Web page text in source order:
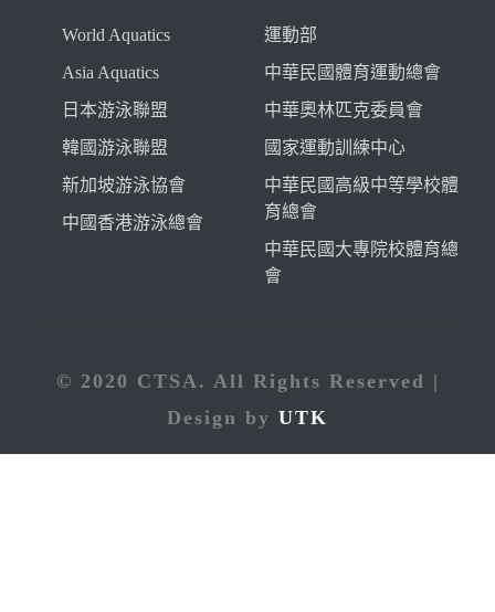
World Aquatics
Asia Aquatics
日本游泳聯盟
韓國游泳聯盟
新加坡游泳協會
中國香港游泳總會
運動部
中華民國體育運動總會
中華奧林匹克委員會
國家運動訓練中心
中華民國高級中等學校體
育總會
中華民國大專院校體育總
會
© 2020 CTSA. All Rights Reserved |
Design by UTK